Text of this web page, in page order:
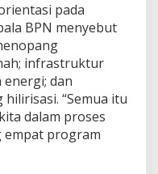
pada
BPN menyebut
infrastruktur
dan
“Semua itu
dalam proses
empat program